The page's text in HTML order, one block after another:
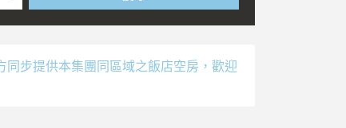
步提供本集團同區域之飯店空房，歡迎